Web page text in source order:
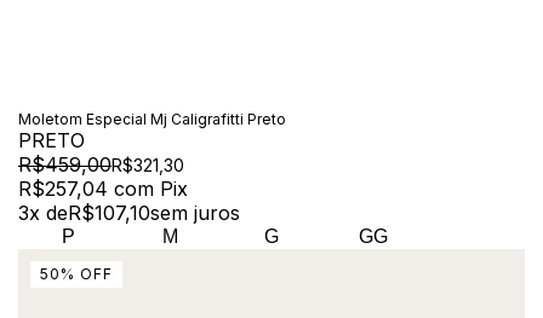
Moletom Especial Mj Caligrafitti Preto
PRETO
R$459,00R$321,30
R$257,04 com Pix
3x deR$107,10sem juros
P M G GG
50 % OFF